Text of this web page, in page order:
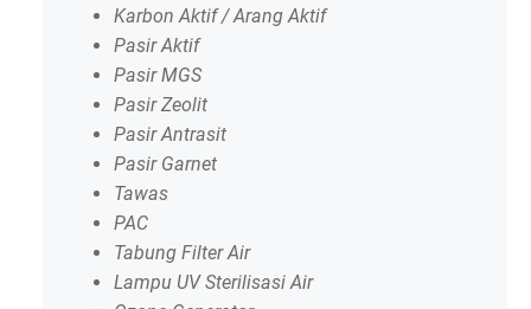
Karbon Aktif / Arang Aktif
Pasir Aktif
Pasir MGS
Pasir Zeolit
Pasir Antrasit
Pasir Garnet
Tawas
PAC
Tabung Filter Air
Lampu UV Sterilisasi Air